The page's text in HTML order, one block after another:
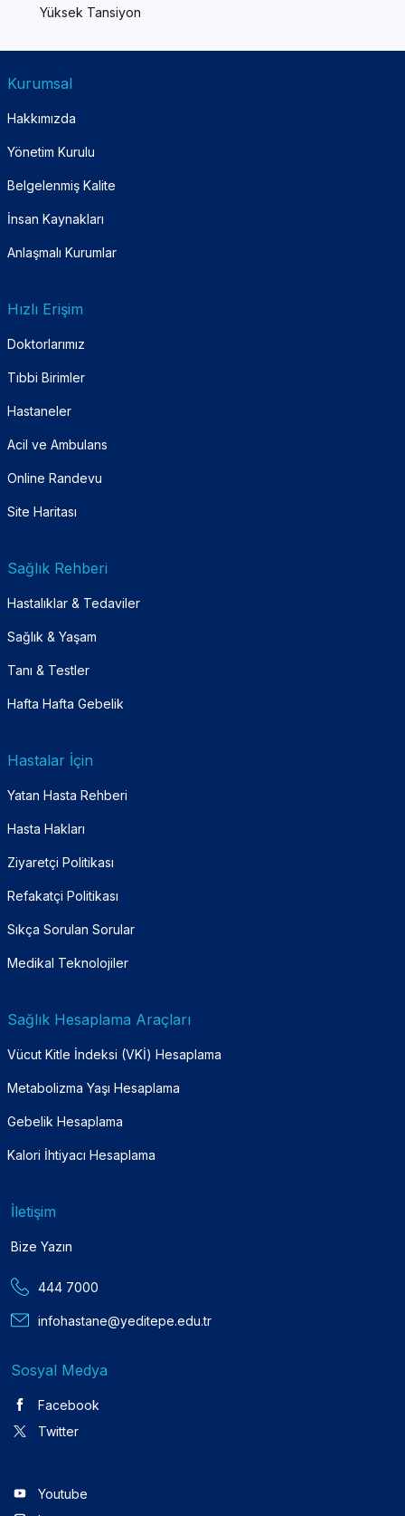
Yüksek Tansiyon
Kurumsal
Hakkımızda
Yönetim Kurulu
Belgelenmiş Kalite
İnsan Kaynakları
Anlaşmalı Kurumlar
Hızlı Erişim
Doktorlarımız
Tıbbi Birimler
Hastaneler
Acil ve Ambulans
Online Randevu
Site Haritası
Sağlık Rehberi
Hastalıklar & Tedaviler
Sağlık & Yaşam
Tanı & Testler
Hafta Hafta Gebelik
Hastalar İçin
Yatan Hasta Rehberi
Hasta Hakları
Ziyaretçi Politikası
Refakatçi Politikası
Sıkça Sorulan Sorular
Medikal Teknolojiler
Sağlık Hesaplama Araçları
Vücut Kitle İndeksi (VKİ) Hesaplama
Metabolizma Yaşı Hesaplama
Gebelik Hesaplama
Kalori İhtiyacı Hesaplama
İletişim
Bize Yazın
444 7000
infohastane@yeditepe.edu.tr
Sosyal Medya
Facebook
Twitter
Youtube